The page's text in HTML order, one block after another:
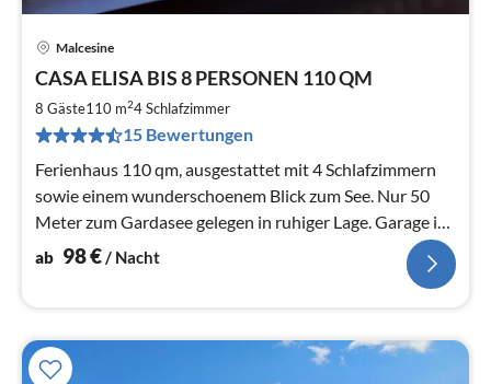
Malcesine
CASA ELISA BIS 8 PERSONEN 110 QM
8 Gäste110 m24Schlafzimmer
15 Bewertungen
Ferienhaus 110 qm, ausgestattet mit 4 Schlafzimmern
sowie einem wunderschoenem Blick zum See. Nur 50
Meter zum Gardasee gelegen in ruhiger Lage. Garage in
70 Meter Entfernung.
ab 98€/ Nacht